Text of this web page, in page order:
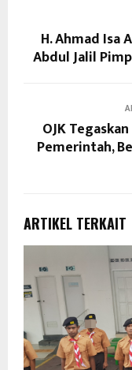
H. Ahmad Isa
Abdul Jalil
OJK
Pemerintah,
ARTIKEL TERKAIT